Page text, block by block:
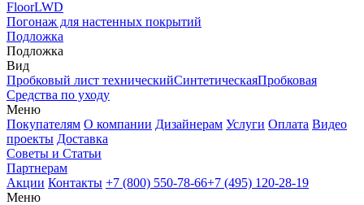
FloorLWD
Погонаж для настенных покрытий
Подложка
Подложка
Вид
Пробковый лист техническийСинтетическаяПробковая
Средства по уходу
Меню
Покупателям О компании Дизайнерам Услуги Оплата Видео
проекты Доставка
Советы и Статьи
Партнерам
Акции Контакты +7 (800) 550-78-66+7 (495) 120-28-19
Меню